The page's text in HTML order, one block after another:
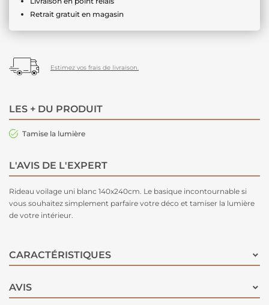
Retrait gratuit en magasin
Estimez vos frais de livraison.
LES + DU PRODUIT
Tamise la lumière
L'AVIS DE L'EXPERT
Rideau voilage uni blanc 140x240cm. Le basique incontournable si
vous souhaitez simplement parfaire votre déco et tamiser la lumière
de votre intérieur.
CARACTÉRISTIQUES
AVIS